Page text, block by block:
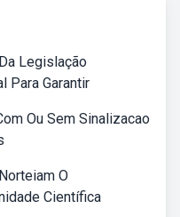
Legislação
Para Garantir
Ou Sem Sinalizacao
O
Científica